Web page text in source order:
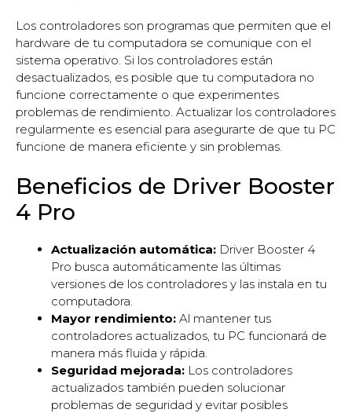
Los controladores son programas que permiten que el
hardware de tu computadora se comunique con el
sistema operativo. Si los controladores están
desactualizados, es posible que tu computadora no
funcione correctamente o que experimentes
problemas de rendimiento. Actualizar los controladores
regularmente es esencial para asegurarte de que tu PC
funcione de manera eficiente y sin problemas.
Beneficios de Driver Booster
4 Pro
Actualización automática: Driver Booster 4
Pro busca automáticamente las últimas
versiones de los controladores y las instala en tu
computadora.
Mayor rendimiento: Al mantener tus
controladores actualizados, tu PC funcionará de
manera más fluida y rápida.
Seguridad mejorada: Los controladores
actualizados también pueden solucionar
problemas de seguridad y evitar posibles